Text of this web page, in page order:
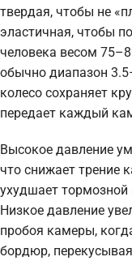
твердая, чтобы не
эластичная, чтобы
человека весом
обычно диапазон
колесо сохраняет
передает каждый
Высокое давление
что снижает трение
ухудшает тормозной
Низкое давление
пробоя камеры,
бордюр,